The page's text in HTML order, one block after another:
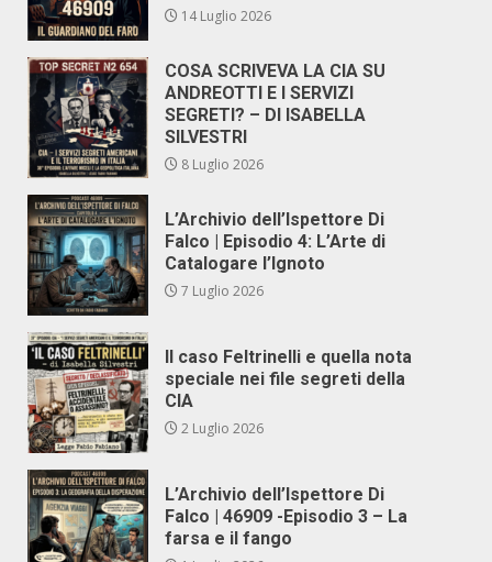
14 Luglio 2026
COSA SCRIVEVA LA CIA SU
ANDREOTTI E I SERVIZI
SEGRETI? – DI ISABELLA
SILVESTRI
8 Luglio 2026
L’Archivio dell’Ispettore Di
Falco | Episodio 4: L’Arte di
Catalogare l’Ignoto
7 Luglio 2026
Il caso Feltrinelli e quella nota
speciale nei file segreti della
CIA
2 Luglio 2026
L’Archivio dell’Ispettore Di
Falco | 46909 -Episodio 3 – La
farsa e il fango